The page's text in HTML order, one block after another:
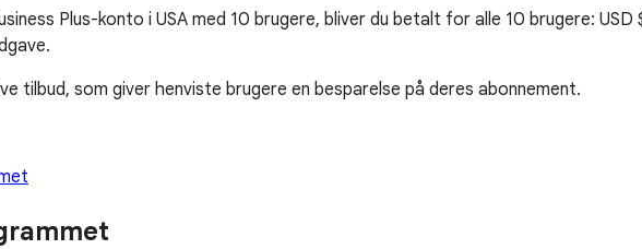
Plus-konto i USA med 10 brugere, bliver du betalt for alle 10 brugere: USD
tilbud, som giver henviste brugere en besparelse på deres abonnement.